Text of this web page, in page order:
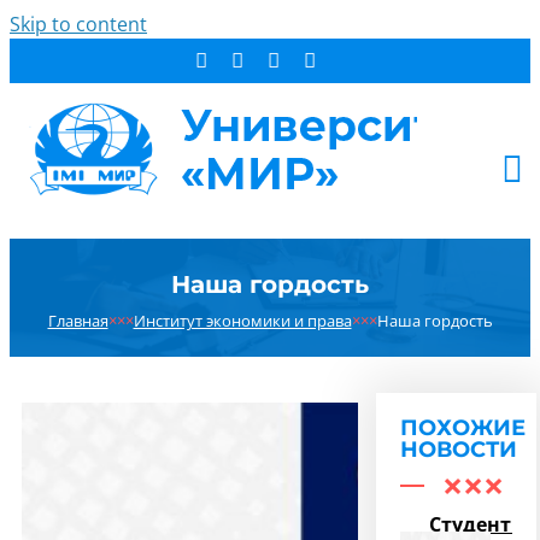
Skip to content
ДОПОБРАЗОВАНИЕ
Наша гордость
Главная×××Институт экономики и права×××Наша гордость
ПОХОЖИЕ
НОВОСТИ
Студенты